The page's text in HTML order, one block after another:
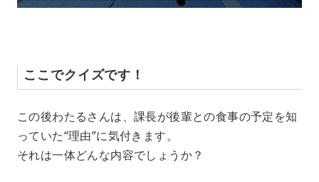
ここでクイズです！
この後わたるさんは、課長が後輩との食事の予定を知
っていた“理由”に気付きます。
それは一体どんな内容でしょうか？